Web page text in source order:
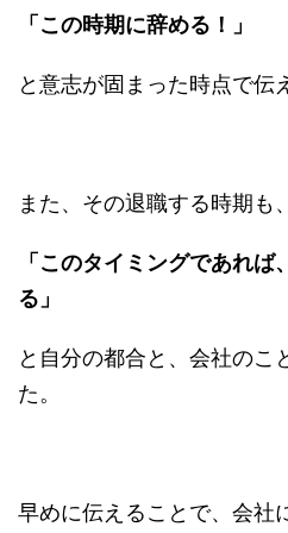
「この時期に辞める！」
と意志が固まった時点で伝
また、その退職する時期も、
「このタイミングであれば
る」
と自分の都合と、会社のこ
た。
早めに伝えることで、会社